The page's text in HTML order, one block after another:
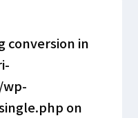
conversion in
on